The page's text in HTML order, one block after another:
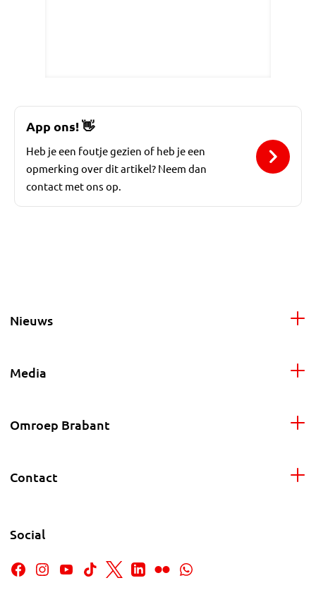
App ons!👋
Heb je een foutje gezien of heb je een
opmerking over dit artikel? Neem dan
contact met ons op.
Nieuws
Media
Omroep Brabant
Contact
Social